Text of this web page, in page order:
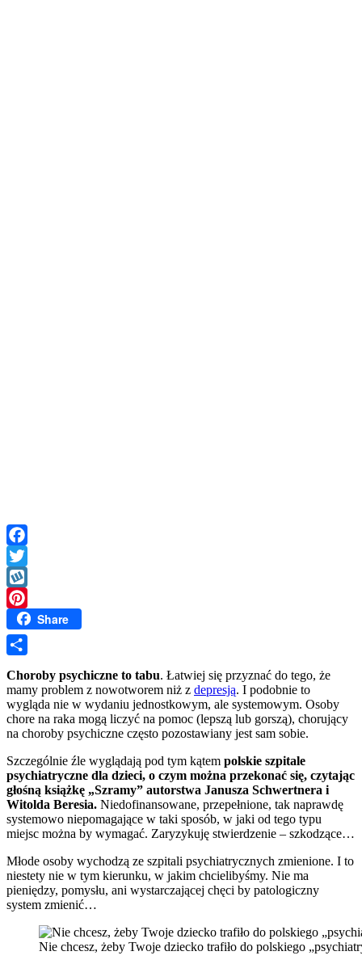
Facebook
Twitter
Wykop
PinterestShare
Choroby psychiczne to tabu. Łatwiej się przyznać do tego, że
mamy problem z nowotworem niż z depresją. I podobnie to
wygląda nie w wydaniu jednostkowym, ale systemowym. Osoby
chore na raka mogą liczyć na pomoc (lepszą lub gorszą), chorujący
na choroby psychiczne często pozostawiany jest sam sobie.
Szczególnie źle wyglądają pod tym kątem polskie szpitale
psychiatryczne dla dzieci, o czym można przekonać się, czytając
głośną książkę „Szramy” autorstwa Janusza Schwertnera i
Witolda Beresia. Niedofinansowane, przepełnione, tak naprawdę
systemowo niepomagające w taki sposób, w jaki od tego typu
miejsc można by wymagać. Zaryzykuję stwierdzenie – szkodzące…
Młode osoby wychodzą ze szpitali psychiatrycznych zmienione. I to
niestety nie w tym kierunku, w jakim chcielibyśmy. Nie ma
pieniędzy, pomysłu, ani wystarczającej chęci by patologiczny
system zmienić…
Nie chcesz, żeby Twoje dziecko trafiło do polskiego